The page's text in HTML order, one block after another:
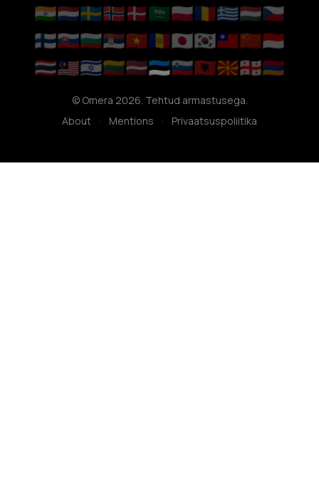
🇮🇳🇳🇱🇸🇪🇳🇴🇩🇰🇸🇦🇵🇱🇷🇴🇬🇷🇭🇺🇨🇿
🇫🇮🇸🇰🇧🇬🇷🇸🇻🇳🇦🇩🇯🇵🇰🇷🇹🇼🇨🇳🇮🇩
🇹🇭🇲🇾🇮🇱🇱🇹🇱🇻🇪🇪🇸🇮🇦🇱🇲🇰🇬🇪🇦🇲
© Omera 2026. Tehtud armastusega.
About
· Mentions · Privaatsuspoliitika